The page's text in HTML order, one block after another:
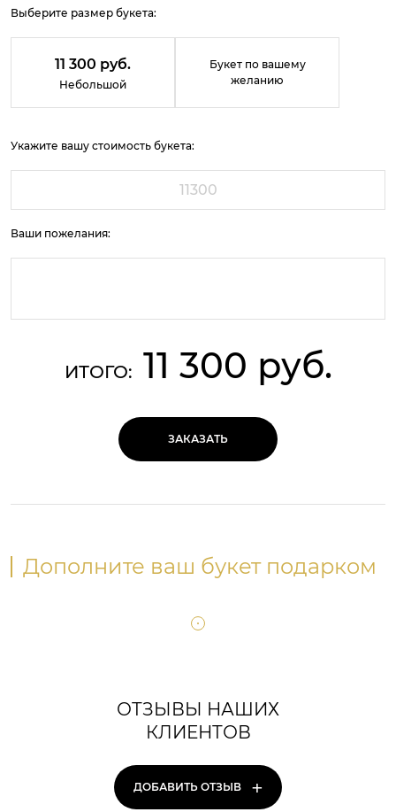
Выберите размер букета:
11 300 руб.
Небольшой
Букет по вашему
желанию
Укажите вашу стоимость букета:
Ваши пожелания:
ИТОГО: 11 300 руб.
ЗАКАЗАТЬ
Дополните ваш букет подарком
ОТЗЫВЫ НАШИХ
КЛИЕНТОВ
ДОБАВИТЬ ОТЗЫВ +